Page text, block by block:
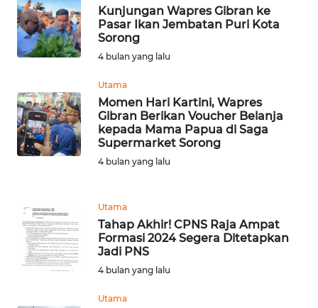
Kunjungan Wapres Gibran ke
Pasar Ikan Jembatan Puri Kota
Sorong
4 bulan yang lalu
Utama
Momen Hari Kartini, Wapres
Gibran Berikan Voucher Belanja
kepada Mama Papua di Saga
Supermarket Sorong
4 bulan yang lalu
Utama
Tahap Akhir! CPNS Raja Ampat
Formasi 2024 Segera Ditetapkan
Jadi PNS
4 bulan yang lalu
Utama
WN
MALUKU
MALUT
WN
DAIRI
TOBA
WN
NIAS